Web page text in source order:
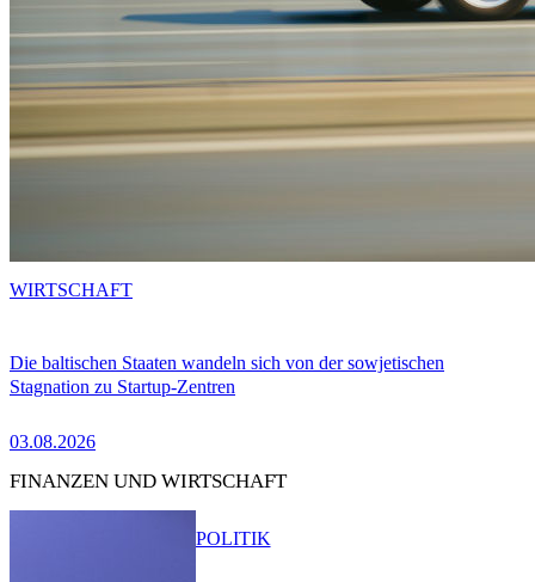
Die baltischen Staaten wandeln sich von der sowjetischen
Stagnation zu Startup-Zentren
03.08.2026
WIRTSCHAFT
FINANZEN UND WIRTSCHAFT
POLITIK